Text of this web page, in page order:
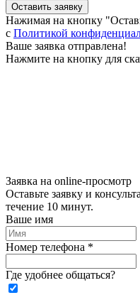
Оставить заявку
Нажимая на кнопку
c Политикой
Ваше заявка отправлена!
Нажмите на кнопку для
Заявка на online-просмотр
Оставьте заявку и
течение 10 минут.
Ваше имя
Номер телефона *
Где удобнее общаться?